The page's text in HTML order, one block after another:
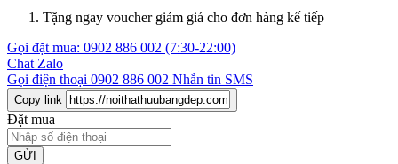
Tặng ngay voucher giảm giá cho đơn hàng kế tiếp
Gọi đặt mua: 0902 886 002 (7:30-22:00)
Chat Zalo
Gọi điện thoại 0902 886 002 Nhắn tin SMS
Copy link
Đặt mua
GỬI